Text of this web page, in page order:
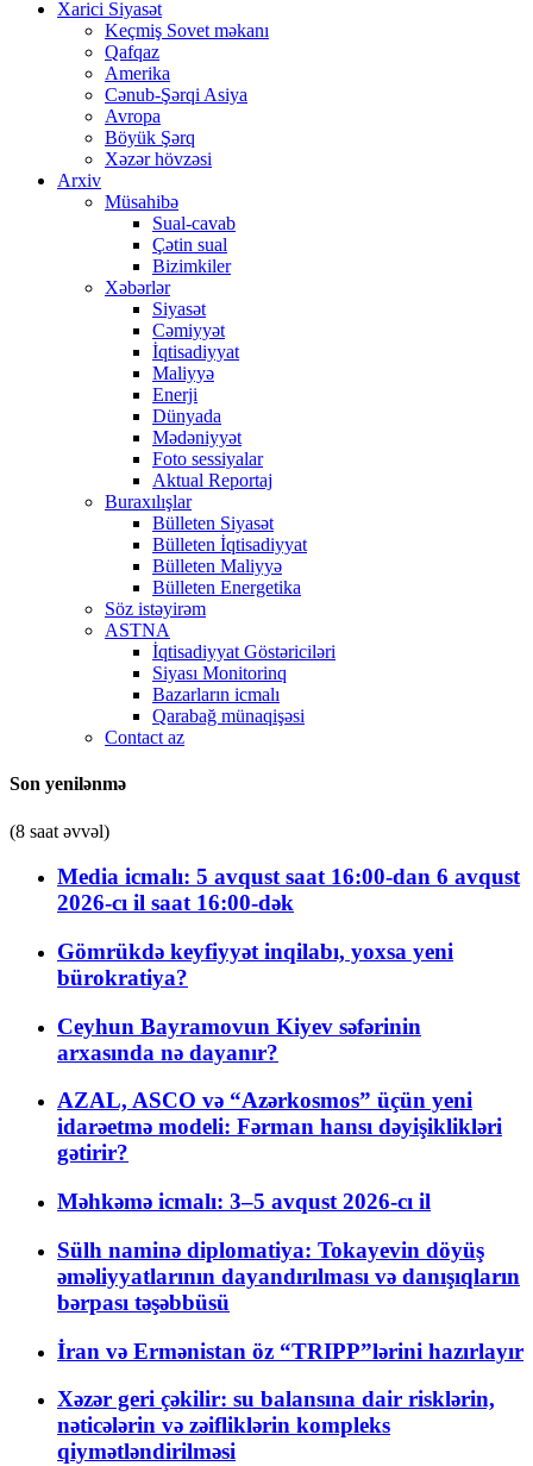
Xarici Siyasət
Keçmiş Sovet məkanı
Qafqaz
Amerika
Cənub-Şərqi Asiya
Avropa
Böyük Şərq
Xəzər hövzəsi
Arxiv
Müsahibə
Sual-cavab
Çətin sual
Bizimkiler
Xəbərlər
Siyasət
Cəmiyyət
İqtisadiyyat
Maliyyə
Enerji
Dünyada
Mədəniyyət
Foto sessiyalar
Aktual Reportaj
Buraxılışlar
Bülleten Siyasət
Bülleten İqtisadiyyat
Bülleten Maliyyə
Bülleten Energetika
Söz istəyirəm
ASTNA
İqtisadiyyat Göstəriciləri
Siyası Monitorinq
Bazarların icmalı
Qarabağ münaqişəsi
Contact az
Son yenilənmə
(8 saat əvvəl)
Media icmalı: 5 avqust saat 16:00-dan 6 avqust
2026-cı il saat 16:00-dək
Gömrükdə keyfiyyət inqilabı, yoxsa yeni
bürokratiya?
Ceyhun Bayramovun Kiyev səfərinin
arxasında nə dayanır?
AZAL, ASCO və “Azərkosmos” üçün yeni
idarəetmə modeli: Fərman hansı dəyişiklikləri
gətirir?
Məhkəmə icmalı: 3–5 avqust 2026-cı il
Sülh naminə diplomatiya: Tokayevin döyüş
əməliyyatlarının dayandırılması və danışıqların
bərpası təşəbbüsü
İran və Ermənistan öz “TRIPP”lərini hazırlayır
Xəzər geri çəkilir: su balansına dair risklərin,
nəticələrin və zəifliklərin kompleks
qiymətləndirilməsi